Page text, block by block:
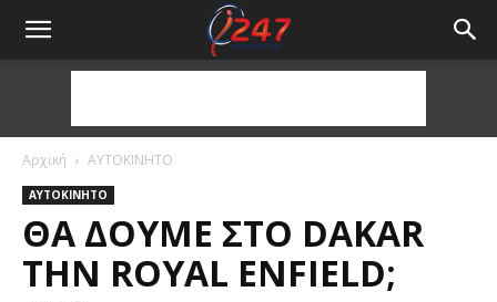
Αρχική ΑΥΤΟΚΙΝΗΤΟ
ΑΥΤΟΚΙΝΗΤΟ
ΘΑ ΔΟΎΜΕ ΣΤΟ DAKAR
ΤΗΝ ROYAL ENFIELD;